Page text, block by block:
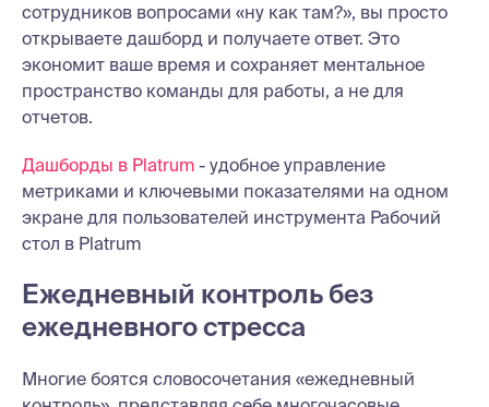
сотрудников вопросами «ну как там?», вы просто
открываете дашборд и получаете ответ. Это
экономит ваше время и сохраняет ментальное
пространство команды для работы, а не для
отчетов.
Дашборды в Platrum - удобное управление
метриками и ключевыми показателями на одном
экране для пользователей инструмента Рабочий
стол в Platrum
Ежедневный контроль без
ежедневного стресса
Многие боятся словосочетания «ежедневный